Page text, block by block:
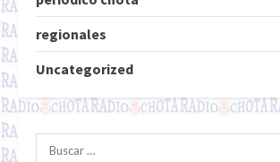
regionales
Uncategorized
Buscar: